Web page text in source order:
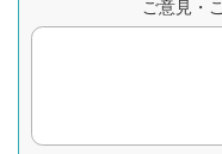
ご意見・